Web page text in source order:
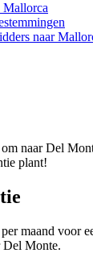
Mallorca
naar
naar Del
plant!
maand voor
Del Monte.